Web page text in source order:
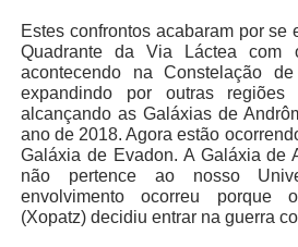
Estes confrontos acabaram por se
Quadrante da Via Láctea com
acontecendo na Constelação
expandindo por outras
alcançando as Galáxias de
ano de 2018. Agora estão
Galáxia de Evadon. A Galáxia de
não pertence ao nosso
envolvimento ocorreu porque
(Xopatz) decidiu entrar na guerra